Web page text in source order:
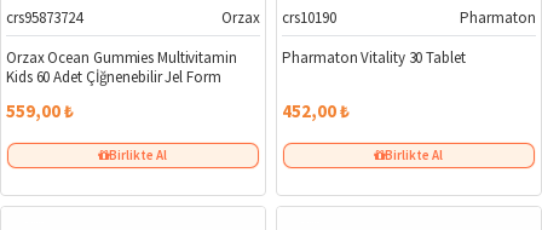
crs95873724
Orzax
Orzax Ocean Gummies Multivitamin
Kids 60 Adet Çİğnenebilir Jel Form
559,00 ₺
Birlikte Al
crs10190
Pharmaton
Pharmaton Vitality 30 Tablet
452,00 ₺
Birlikte Al